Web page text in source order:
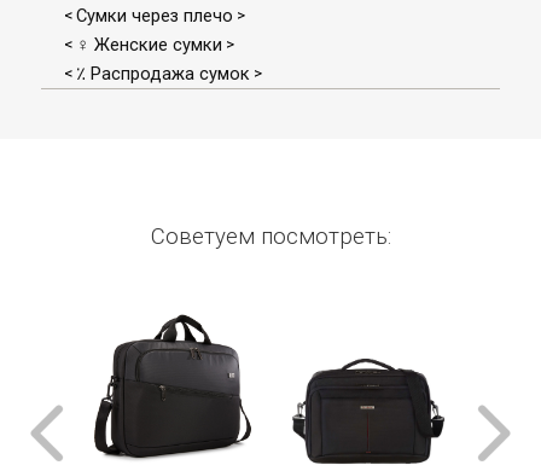
< Сумки через плечо >
< ♀ Женские сумки >
< ٪ Распродажа сумок >
Советуем посмотреть: